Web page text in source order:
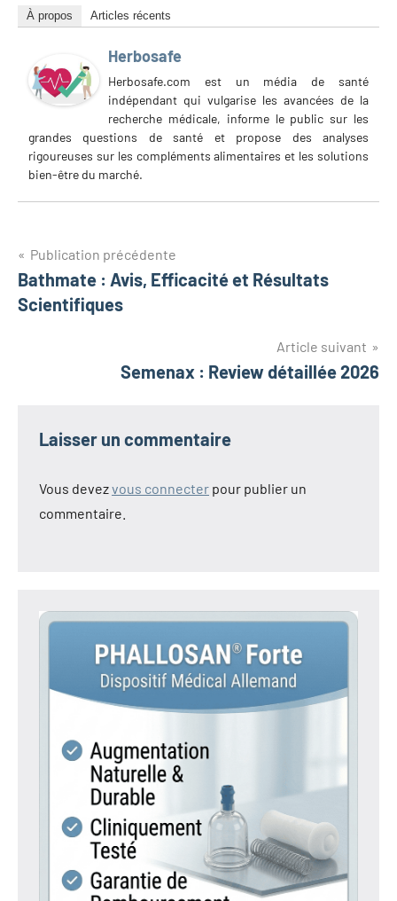
À propos Articles récents
Herbosafe
Herbosafe.com est un média de santé
indépendant qui vulgarise les avancées de la
recherche médicale, informe le public sur les
grandes questions de santé et propose des analyses
rigoureuses sur les compléments alimentaires et les solutions
bien-être du marché.
Navigation
de
Publication précédente
Bathmate : Avis, Efficacité et Résultats
Scientifiques
Article suivant
Semenax : Review détaillée 2026
Laisser un commentaire
Vous devezvous connecter pour publier un
commentaire.